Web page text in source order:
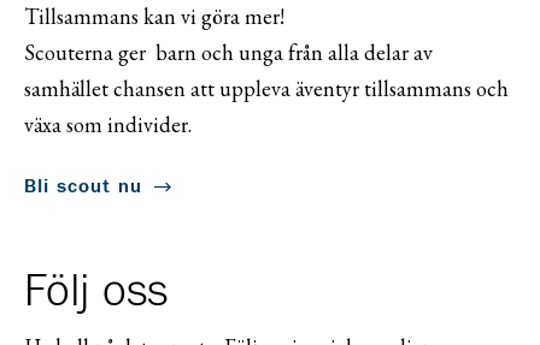
Tillsammans kan vi göra mer!
Scouterna ger barn och unga från alla delar av
samhället chansen att uppleva äventyr tillsammans och
växa som individer.
Bli scout nu
Följ oss